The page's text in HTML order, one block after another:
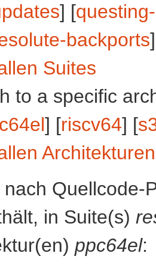
] [
backports
Suites
to a specific
] [riscv64] [
Architekturen
nach
in Suite(s)
ppc64el: